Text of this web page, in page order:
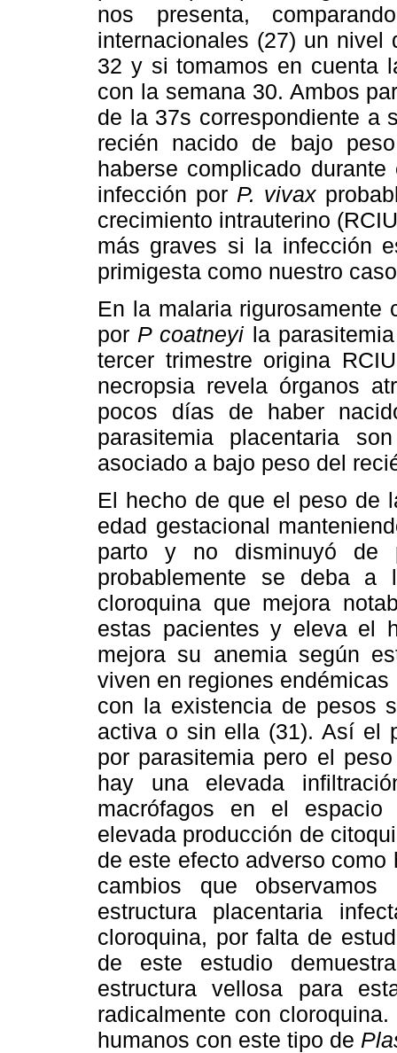
nos presenta,
internacionales (27) un nivel
32 y si tomamos en cuenta
con la semana 30. Ambos
de la 37s correspondiente a
recién nacido de bajo
haberse complicado
infección por P. vivax
crecimiento intrauterino
más graves si la infección
primigesta como nuestro
En la malaria rigurosamente
por P coatneyi la
tercer trimestre origina
necropsia revela órganos
pocos días de haber
parasitemia placentaria
asociado a bajo peso del
El hecho de que el peso de
edad gestacional
parto y no disminuyó de
probablemente se deba
cloroquina que mejora
estas pacientes y eleva el
mejora su anemia según
viven en regiones
con la existencia de pesos
activa o sin ella (31). Así el
por parasitemia pero el
hay una elevada
macrófagos en el
elevada producción de
de este efecto adverso
cambios que
estructura placentaria
cloroquina, por falta de
de este estudio
estructura vellosa para
radicalmente con
humanos con este tipo de